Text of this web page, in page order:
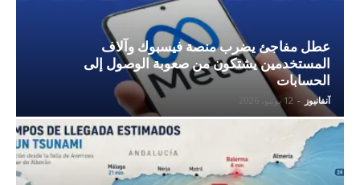
عطل مفاجئ يضرب منصة فيسبوك وآلاف
المستخدمين يشتكون من صعوبة الوصول إلى
الحسابات
آنفانيوز - 12 يونيو، 2026